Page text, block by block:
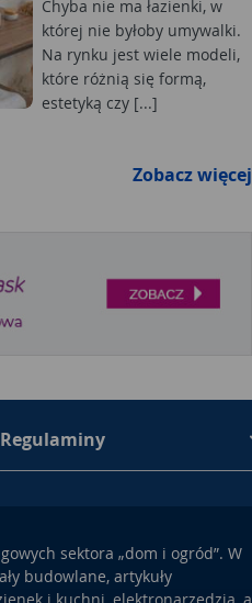
Chyba nie ma łazienki, w
której nie byłoby umywalki.
Na rynku jest wiele modeli,
które różnią się formą,
estetyką czy [...]
Zobacz więcej
Regulaminy
sektora „dom i ogród”. W
budowlane, artykuły